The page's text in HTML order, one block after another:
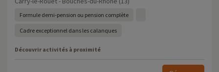
Formule demi-pension ou pension complète
Cadre exceptionnel dans les calanques
Découvrir activités à proximité